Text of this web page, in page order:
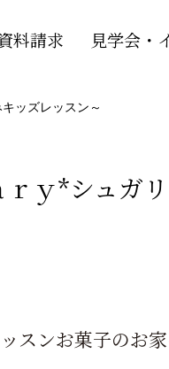
料請求 見学会・
ッズレッスン～
ｙ*シュガ
スンお菓子のお